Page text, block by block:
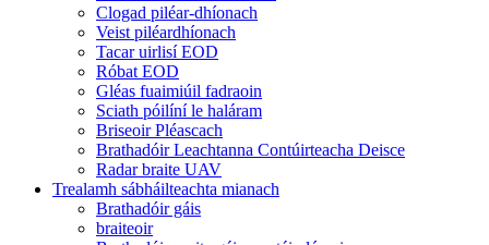
Clogad piléar-dhíonach
Veist piléardhíonach
Tacar uirlisí EOD
Róbat EOD
Gléas fuaimiúil fadraoin
Sciath póilíní le haláram
Briseoir Pléascach
Brathadóir Leachtanna Contúirteacha Deisce
Radar braite UAV
Trealamh sábháilteachta mianach
Brathadóir gáis
braiteoir